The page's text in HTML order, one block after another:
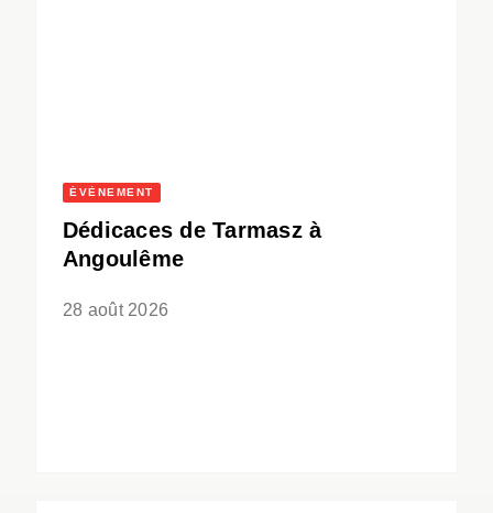
ÉVÈNEMENT
Dédicaces de Tarmasz à
Angoulême
28 août 2026